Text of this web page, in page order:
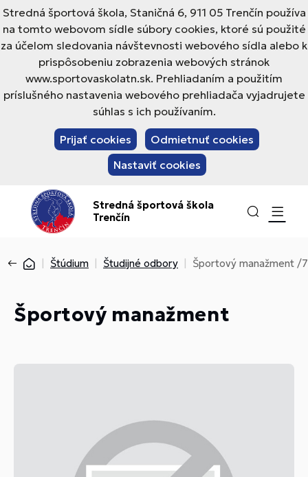
Stredná športová škola, Staničná 6, 911 05 Trenčín používa
na tomto webovom sídle súbory cookies, ktoré sú použité
za účelom sledovania návštevnosti webového sídla alebo k
prispôsobeniu zobrazenia webových stránok
www.sportovaskolatn.sk. Prehliadaním a použitím
príslušného nastavenia webového prehliadača vyjadrujete
súhlas s ich používaním.
Prijať cookies
Odmietnuť cookies
Nastaviť cookies
Stredná športová škola
Trenčín
Štúdium Študijné odbory Športový manažment /
Športový manažment